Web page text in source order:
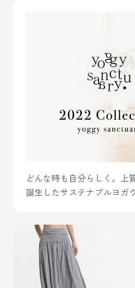
どんな時も自分らしく。上
誕生したサステナブルヨガ